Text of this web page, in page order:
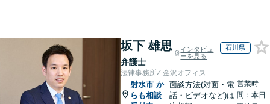
坂下 雄思
弁護士
インタビュ
ーを見る
石川県
法律事務所Z 金沢オフィス
射水市 か
らも相談
面談方法(対面・電
話・ビデオなど)は
営業時
間：本日